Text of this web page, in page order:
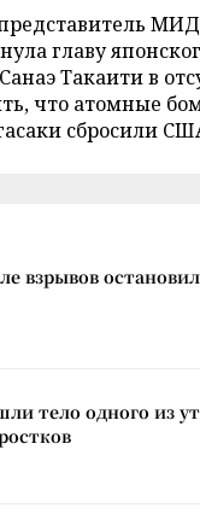
главу
Такаити в
что атомные
сбросили
взрывов
тело одного из